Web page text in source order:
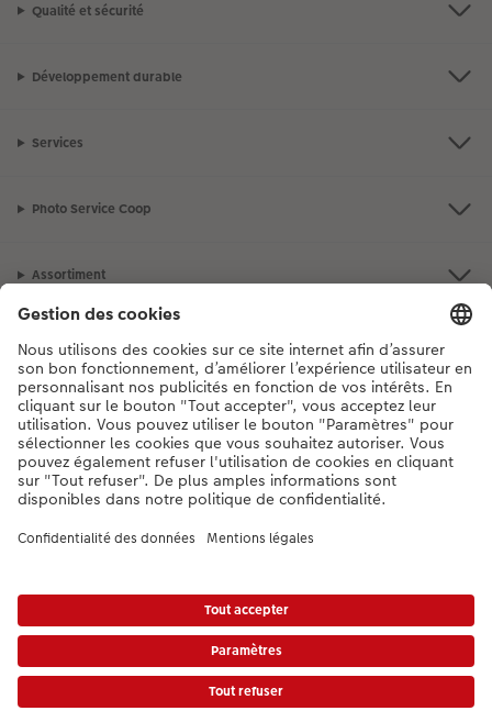
Qualité et sécurité
Développement durable
Services
Photo Service Coop
Assortiment
Notre sélection
Si vous avez des questions concernant nos produits ou votre commande,
n'hésitez pas à nous contacter du lundi au dimanche, de 9h00 à 20h00
(hors jours fériés), au numéro de téléphone044 499 10 37• 7j/7 • de 9h à
20h
DE|FR|IT
* Les prix s’entendent TVA comprise, frais de traitement et/ou d’envoi en sus,
conformément aux
Le produit présenté a éventuellement un prix plus élevé.
Protection des données